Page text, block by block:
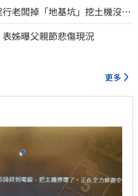
老闆掉「地基坑」挖土機沒看
姊曝父親節悲傷現況
更多